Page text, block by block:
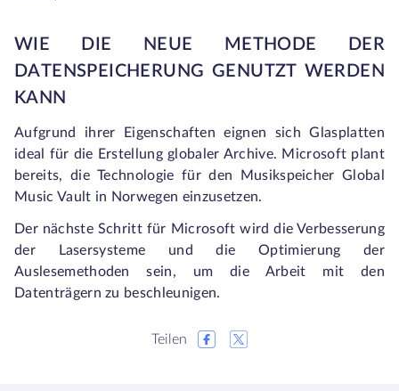
WIE DIE NEUE METHODE DER
DATENSPEICHERUNG GENUTZT WERDEN
KANN
Aufgrund ihrer Eigenschaften eignen sich Glasplatten
ideal für die Erstellung globaler Archive. Microsoft plant
bereits, die Technologie für den Musikspeicher Global
Music Vault in Norwegen einzusetzen.
Der nächste Schritt für Microsoft wird die Verbesserung
der Lasersysteme und die Optimierung der
Auslesemethoden sein, um die Arbeit mit den
Datenträgern zu beschleunigen.
Teilen